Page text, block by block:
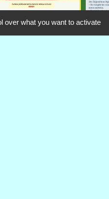
over what you want to activate